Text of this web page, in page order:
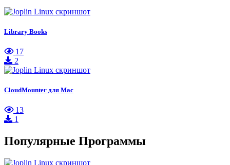
Library Books
17
2
CloudMounter для Mac
13
1
Популярные Программы